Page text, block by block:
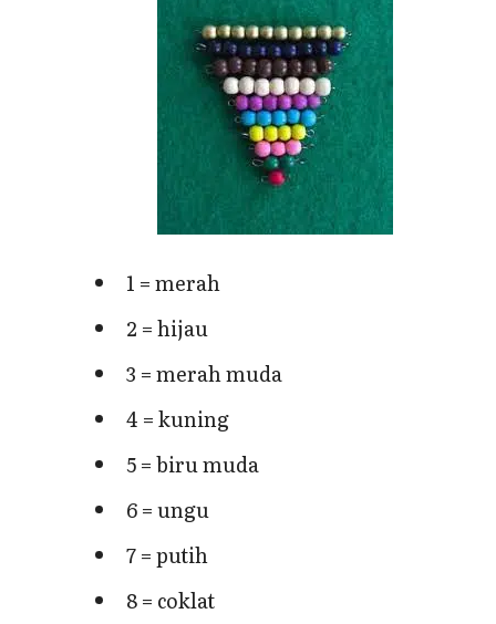
1 = merah
2 = hijau
3 = merah muda
4 = kuning
5 = biru muda
6 = ungu
7 = putih
8 = coklat